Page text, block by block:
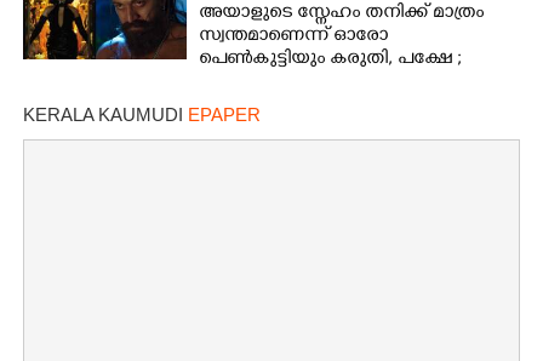
അയാളുടെ സ്നേഹം തനിക്ക് മാത്രം
സ്വന്തമാണെന്ന് ഓരോ
പെൺകുട്ടിയും കരുതി,​ പക്ഷേ ;
ടോക്സിക് ട്രെയിലർ
KERALA KAUMUDI EPAPER